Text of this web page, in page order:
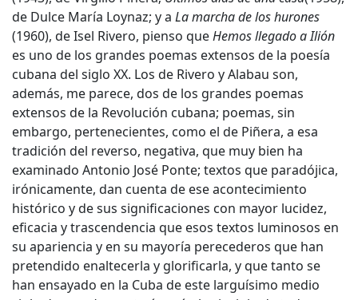
de Dulce María Loynaz; y a La marcha de los hurones
(1960), de Isel Rivero, pienso queHemos llegado a Ilión
es uno de los grandes poemas extensos de la poesía
cubana del siglo XX. Los de Rivero y Alabau son,
además, me parece, dos de los grandes poemas
extensos de la Revolución cubana; poemas, sin
embargo, pertenecientes, como el de Piñera, a esa
tradición del reverso, negativa, que muy bien ha
examinado Antonio José Ponte; textos que paradójica,
irónicamente, dan cuenta de ese acontecimiento
histórico y de sus significaciones con mayor lucidez,
eficacia y trascendencia que esos textos luminosos en
su apariencia y en su mayoría perecederos que han
pretendido enaltecerla y glorificarla, y que tanto se
han ensayado en la Cuba de este larguísimo medio